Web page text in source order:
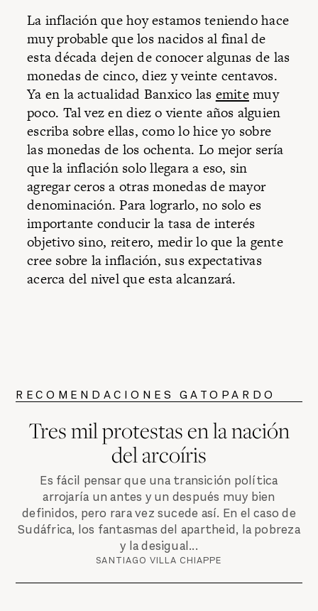
La inflación que hoy estamos teniendo hace
muy probable que los nacidos al final de
esta década dejen de conocer algunas de las
monedas de cinco, diez y veinte centavos.
Ya en la actualidad Banxico las emitemuy
poco. Tal vez en diez o viente años alguien
escriba sobre ellas, como lo hice yo sobre
las monedas de los ochenta. Lo mejor sería
que la inflación solo llegara a eso, sin
agregar ceros a otras monedas de mayor
denominación. Para lograrlo, no solo es
importante conducir la tasa de interés
objetivo sino, reitero, medir lo que la gente
cree sobre la inflación, sus expectativas
acerca del nivel que esta alcanzará.
RECOMENDACIONES GATOPARDO
Tres mil protestas en la nación
del arcoíris
Es fácil pensar que una transición política
arrojaría un antes y un después muy bien
definidos, pero rara vez sucede así. En el caso de
Sudáfrica, los fantasmas del apartheid, la pobreza
y la desigual...
SANTIAGO VILLA CHIAPPE